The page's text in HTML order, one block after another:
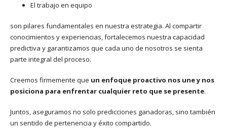
El trabajo en equipo
son pilares fundamentales en nuestra estrategia. Al compartir
conocimientos y experiencias, fortalecemos nuestra capacidad
predictiva y garantizamos que cada uno de nosotros se sienta
parte integral del proceso.
Creemos firmemente que un enfoque proactivo nos une y nos
posiciona para enfrentar cualquier reto que se presente.
Juntos, aseguramos no solo predicciones ganadoras, sino también
un sentido de pertenencia y éxito compartido.